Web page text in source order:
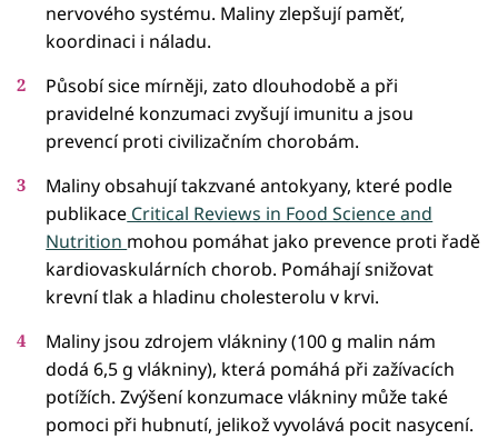
nervového systému. Maliny zlepšují paměť,
koordinaci i náladu.
Působí sice mírněji, zato dlouhodobě a při
pravidelné konzumaci zvyšují imunitu a jsou
prevencí proti civilizačním chorobám.
Maliny obsahují takzvané antokyany, které podle
publikace Critical Reviews in Food Science and
Nutrition mohou pomáhat jako prevence proti řadě
kardiovaskulárních chorob. Pomáhají snižovat
krevní tlak a hladinu cholesterolu v krvi.
Maliny jsou zdrojem vlákniny (100 g malin nám
dodá 6,5 g vlákniny), která pomáhá při zažívacích
potížích. Zvýšení konzumace vlákniny může také
pomoci při hubnutí, jelikož vyvolává pocit nasycení.